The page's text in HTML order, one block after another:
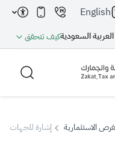
السعوديةكيف تتحقق
English
الاستثمارية إشارة للجهات